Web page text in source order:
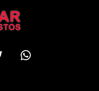
Whatsapp